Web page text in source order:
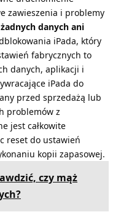
zawieszenia i problemy
danych ani
iPada, który
fabrycznych to
danych, aplikacji i
iPada do
przed sprzedażą lub
problemów z
jest całkowite
reset do ustawień
kopii zapasowej.
czy mąż